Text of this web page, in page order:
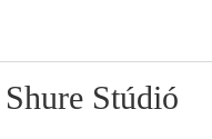
Stúdió